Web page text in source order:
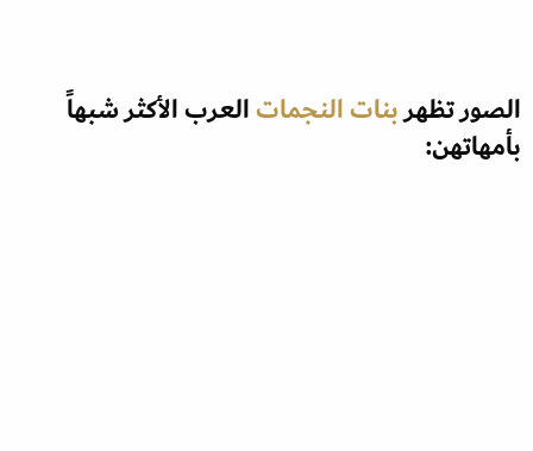
الصور تظهربنات النجماتالعرب الأكثر شبهاً
بأمهاتهن: